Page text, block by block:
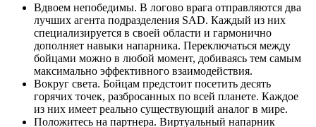
Вдвоем непобедимы. В логово врага отправляются два
лучших агента подразделения SAD. Каждый из них
специализируется в своей области и гармонично
дополняет навыки напарника. Переключаться между
бойцами можно в любой момент, добиваясь тем самым
максимально эффективного взаимодействия.
Вокруг света. Бойцам предстоит посетить десять
горячих точек, разбросанных по всей планете. Каждое
из них имеет реально существующий аналог в мире.
Положитесь на партнера. Виртуальный напарник